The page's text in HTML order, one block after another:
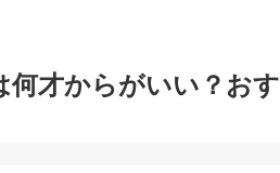
何才からがいい？おす